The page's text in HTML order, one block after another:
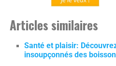
Articles similaires
Santé et plaisir:
insoupçonnés des